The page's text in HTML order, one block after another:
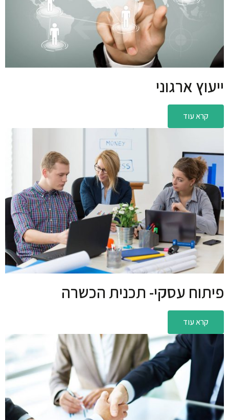
ייעוץ ארגוני
קרא עוד
פיתוח עסקי- תכנית הכשרה
קרא עוד